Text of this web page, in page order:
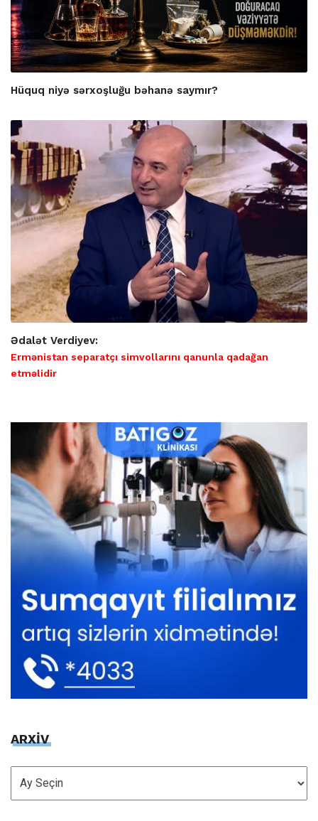
Hüquq niyə sərxoşluğu bəhanə saymır?
Ədalət Verdiyev:
Ermənistan separatçı simvollarını qanunla qadağan
etməlidir
ARXİV
ARXİV